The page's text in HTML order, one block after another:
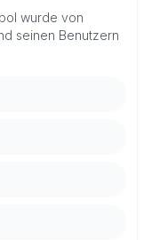
wurde von
seinen Benutzern